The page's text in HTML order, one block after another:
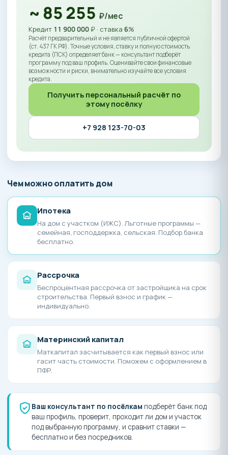
~ 85 255 ₽/мес
Кредит 11 900 000 ₽ · ставка 6%
Расчёт предварительный и не является публичной офертой
(ст. 437 ГК РФ). Точные условия, ставку и полную стоимость
кредита (ПСК) определяет банк — консультант подберёт
программу под ваш профиль. Оценивайте свои финансовые
возможности и риски, внимательно изучайте все условия
кредита.
Получить персональный расчёт по
этому посёлку
+7 928 123-70-03
Чем можно оплатить дом
Ипотека
На дом с участком (ИЖС). Льготные программы —
семейная, господдержка, сельская. Подбор банка
бесплатно.
Рассрочка
Беспроцентная рассрочка от застройщика на срок
строительства. Первый взнос и график —
индивидуально.
Материнский капитал
Маткапитал засчитывается как первый взнос или
гасит часть стоимости. Поможем с оформлением в
ПФР.
Ваш консультант по посёлкам подберёт банк под
ваш профиль, проверит, проходит ли дом и участок
под выбранную программу, и сравнит ставки —
бесплатно и без посредников.